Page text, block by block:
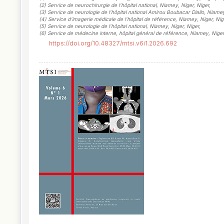
(2) Service de neurochirurgie de l’hôpital national, Niamey, Niger, Niger,
(3) Service de neurologie de l’hôpital national Amirou Boubacar Diallo,
(4) Service d’imagerie médicale de l’hôpital de référence, Niamey, Niger,
(5) Service de neurologie de l’hôpital national, Niamey, Niger, Niger,
(6) Service de médecine interne, hôpital général de référence, Niamey,
https://doi.org/10.48327/mtsi.v6i1.2026.692